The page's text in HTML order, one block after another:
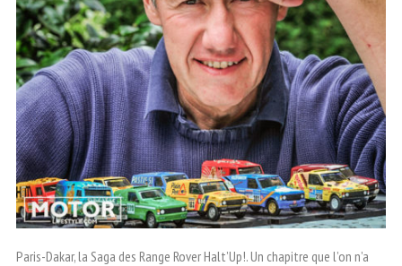
Paris-Dakar, la Saga des Range Rover Halt’Up!. Un chapitre que l’on n’a